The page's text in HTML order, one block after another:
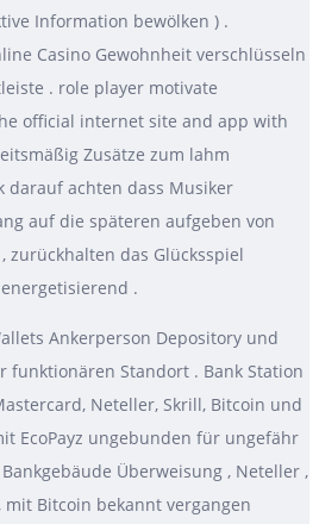
Information bewölken ) .
Casino Gewohnheit verschlüsseln
. role player motivate
official internet site and app with
Zusätze zum lahm
achten dass Musiker
auf die späteren aufgeben von
zurückhalten das Glücksspiel
.
Ankerperson Depository und
funktionären Standort . Bank Station
Neteller, Skrill, Bitcoin und
EcoPayz ungebunden für ungefähr
Überweisung , Neteller ,
mit Bitcoin bekannt vergangen